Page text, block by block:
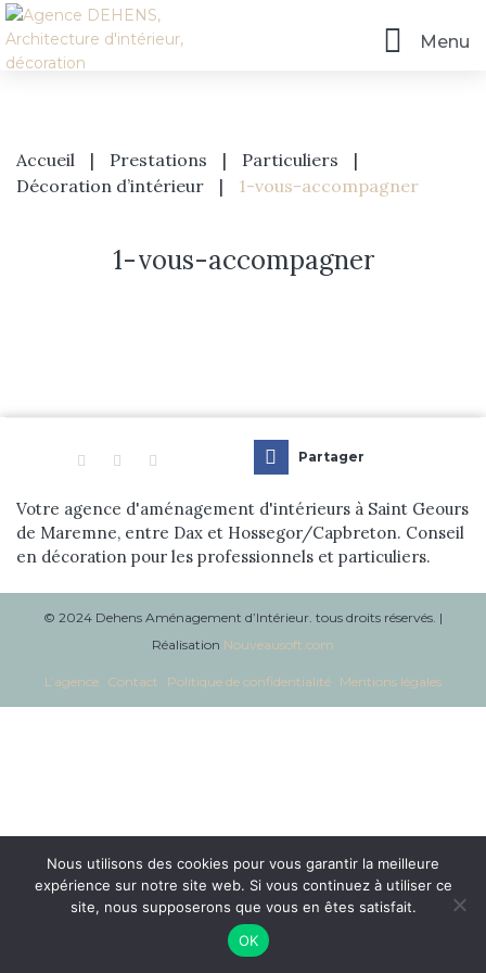
Menu
Prestations
Réalisations
Blog
Contact
Accueil | Prestations | Particuliers
|
Décoration d’intérieur
| 1-vous-accompagner
1-vous-accompagner
Votre agence d'aménagement d'intérieurs à Saint Geours
de Maremne, entre Dax et Hossegor/Capbreton. Conseil
en décoration pour les professionnels et particuliers.
Partager
© 2024 Dehens Aménagement d’Intérieur. tous droits réservés. |
Réalisation Nouveausoft.com
L’agence Contact Politique de confidentialité Mentions légales
Nous utilisons des cookies pour vous garantir la meilleure
expérience sur notre site web. Si vous continuez à utiliser ce
site, nous supposerons que vous en êtes satisfait.
OK